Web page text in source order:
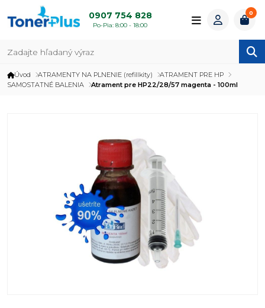
0907 754 828
Po-Pia: 8:00 - 18:00
0
Úvod ATRAMENTY NA PLNENIE (refillkity)
ATRAMENT PRE HP
SAMOSTATNÉ BALENIA
Atrament pre HP22/28/57 magenta - 100ml